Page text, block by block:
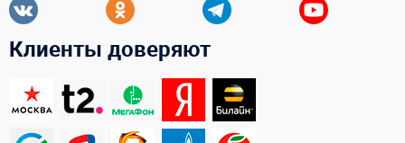
Клиенты доверяют